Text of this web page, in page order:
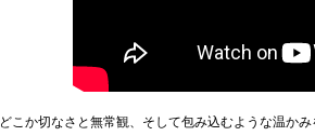
どこか切なさと無常観、そして包み込むような温か